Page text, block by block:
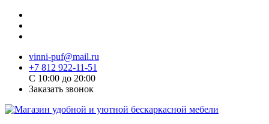
vinni-puf@mail.ru
+7 812 922-11-51
C 10:00 до 20:00
Заказать звонок